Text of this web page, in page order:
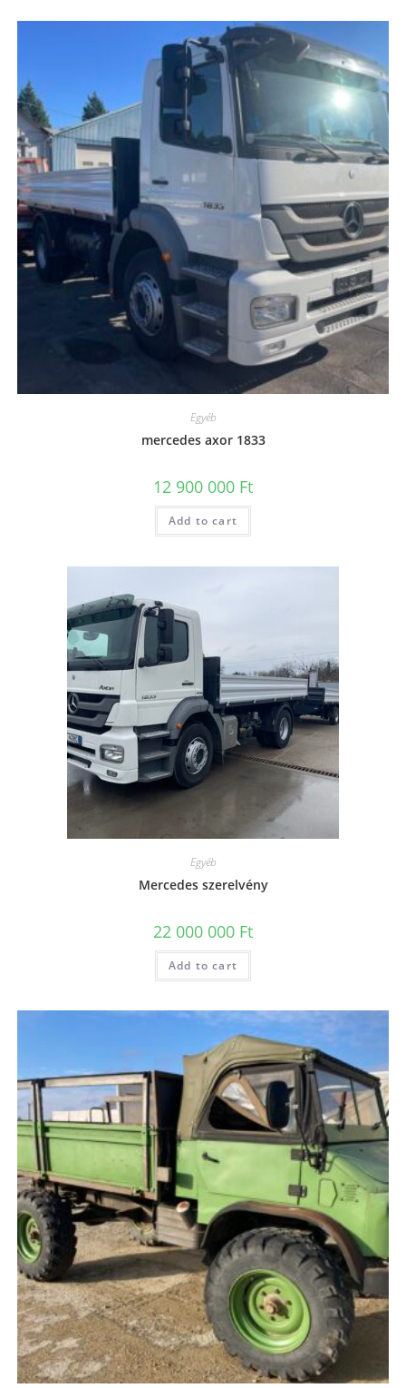
Egyéb
mercedes axor 1833
12 900 000 Ft
Add to cart
Egyéb
Mercedes szerelvény
22 000 000 Ft
Add to cart